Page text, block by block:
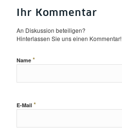
Ihr Kommentar
An Diskussion beteiligen?
Hinterlassen Sie uns einen Kommentar!
Name *
E-Mail *